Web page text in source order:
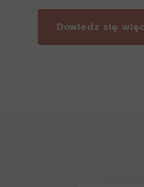
Dowiedz się